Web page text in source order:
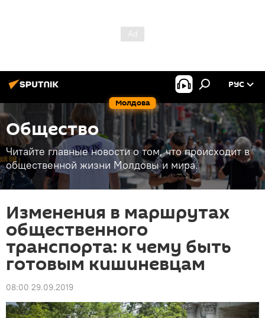
Молдова
РУС
Общество
Читайте главные новости о том, что происходит в
общественной жизни Молдовы и мира.
Изменения в маршрутах
общественного
транспорта: к чему быть
готовым кишиневцам
08:00 29.09.2019